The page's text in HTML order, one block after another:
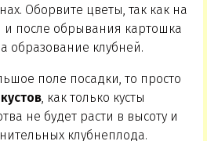
Оборвите цветы, так как на
и после обрывания картошка
образование клубней.
поле посадки, то просто
, как только кусты
не будет расти в высоту и
клубнеплода.